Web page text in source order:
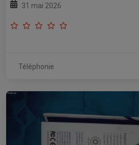
31 mai 2026
Téléphonie